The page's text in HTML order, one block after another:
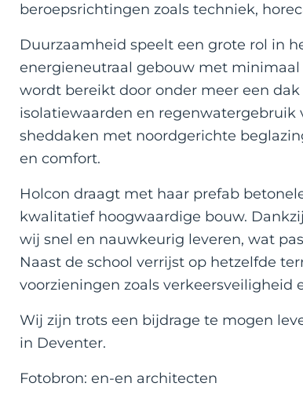
beroepsrichtingen zoals techniek,
Duurzaamheid speelt een grote rol in
energieneutraal gebouw met minimaal
wordt bereikt door onder meer een
isolatiewaarden en
sheddaken met noordgerichte
en comfort.
Holcon draagt met haar prefab
kwalitatief hoogwaardige bouw.
wij snel en nauwkeurig leveren, wat
Naast de school verrijst op hetzelfde
voorzieningen zoals verkeersveiligheid
Wij zijn trots een bijdrage te mogen
in Deventer.
Fotobron: en-en architecten